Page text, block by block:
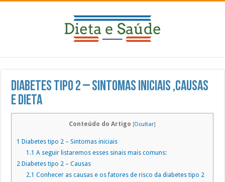
Diabetes tipo 2 – Sintomas Iniciais ,Causas
e Dieta
Conteúdo do Artigo [Ocultar]
1
Diabetes tipo 2 – Sintomas iniciais
1.1 A seguir listaremos esses sinais mais comuns:
2 Diabetes tipo 2 – Causas
2.1 Conhecer as causas e os fatores de risco da diabetes tipo 2